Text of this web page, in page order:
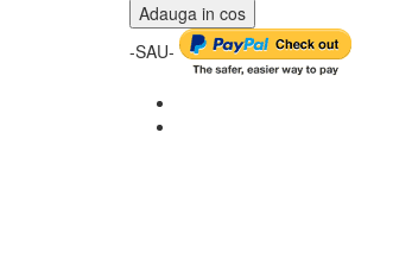
Adauga in cos
-SAU-